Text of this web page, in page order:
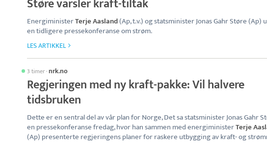
Støre varsler kraft-tiltak
EnergiministerTerje Aasland(Ap, t.v.) og statsminister Jonas Gahr Støre (Ap)
en tidligere pressekonferanse om strøm.
LES ARTIKKEL
3 timer· nrk.no
Regjeringen med ny kraft-pakke: Vil halvere
tidsbruken
Dette er en sentral del av vår plan for Norge, Det sa statsminister Jonas Gahr
en pressekonferanse fredag, hvor han sammen med energiministerTerje
(Ap) presenterte regjeringens planer for raskere utbygging av kraft- og